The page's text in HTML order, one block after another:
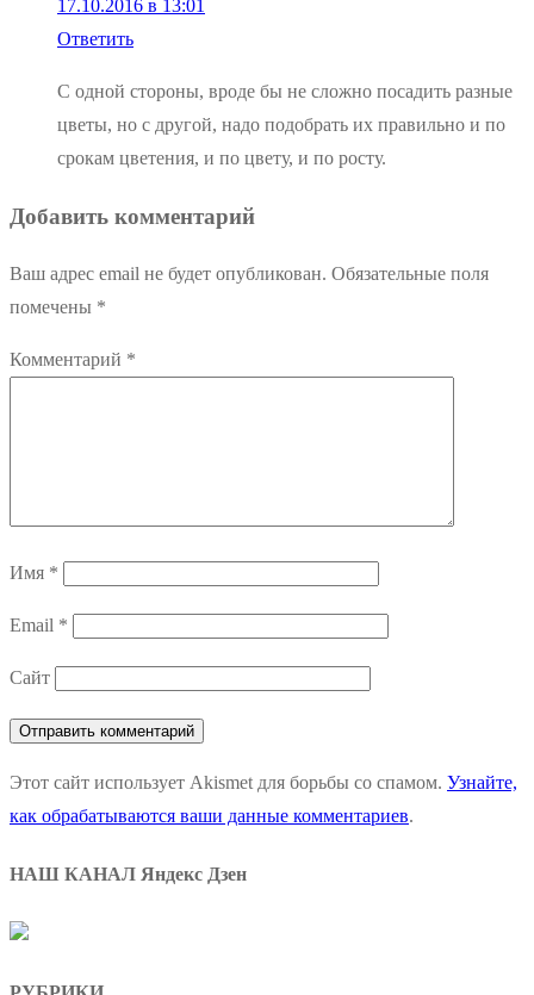
17.10.2016 в 13:01
Ответить
С одной стороны, вроде бы не сложно посадить разные
цветы, но с другой, надо подобрать их правильно и по
срокам цветения, и по цвету, и по росту.
Добавить комментарий
Ваш адрес email не будет опубликован. Обязательные поля
помечены *
Комментарий *
Имя *
Email *
Сайт
Этот сайт использует Akismet для борьбы со спамом. Узнайте,
как обрабатываются ваши данные комментариев.
НАШ КАНАЛ Яндекс Дзен